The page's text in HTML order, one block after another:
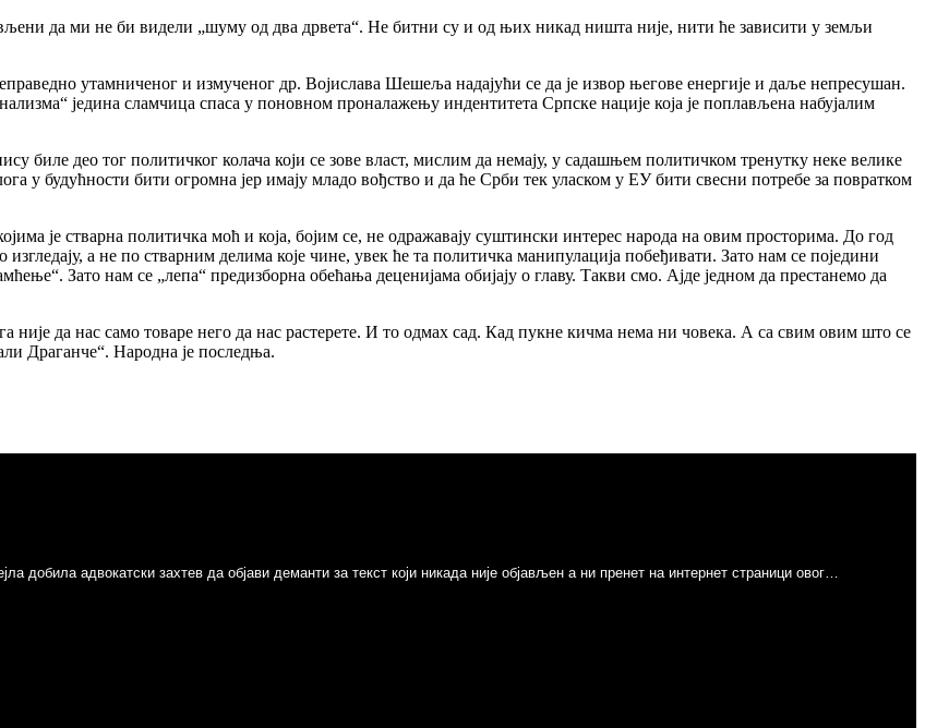
да ми не би видели „шуму од два дрвета“. Не битни су и од њих никад ништа није, нити ће зависити у земљи
утамниченог и измученог др. Војислава Шешеља надајући се да је извор његове енергије и даље непресушан.
једина сламчица спаса у поновном проналажењу индентитета Српске нације која је поплављена набујалим
биле део тог политичког колача који се зове власт, мислим да немају, у садашњем политичком тренутку неке велике
у будућности бити огромна јер имају младо вођство и да ће Срби тек уласком у ЕУ бити свесни потребе за повратком
је стварна политичка моћ и која, бојим се, не одражавају суштински интерес народа на овим просторима. До год
а не по стварним делима које чине, увек ће та политичка манипулација побеђивати. Зато нам се поједини
Зато нам се „лепа“ предизборна обећања деценијама обијају о главу. Такви смо. Ајде једном да престанемо да
да нас само товаре него да нас растерете. И то одмах сад. Кад пукне кичма нема ни човека. А са свим овим што се
Драганче“. Народна је последња.
добила адвокатски захтев да објави деманти за текст који никада није објављен а ни пренет на интернет страници овог…